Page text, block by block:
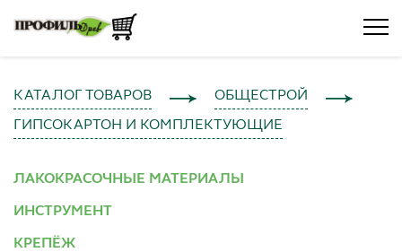
КАТАЛОГ ТОВАРОВ ОБЩЕСТРОЙ
ГИПСОКАРТОН И КОМПЛЕКТУЮЩИЕ
ЛАКОКРАСОЧНЫЕ МАТЕРИАЛЫ
ИНСТРУМЕНТ
КРЕПЁЖ